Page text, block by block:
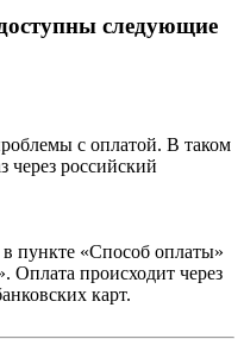
следующие
с оплатой. В таком
через российский
пункте «Способ оплаты»
Оплата происходит через
карт.